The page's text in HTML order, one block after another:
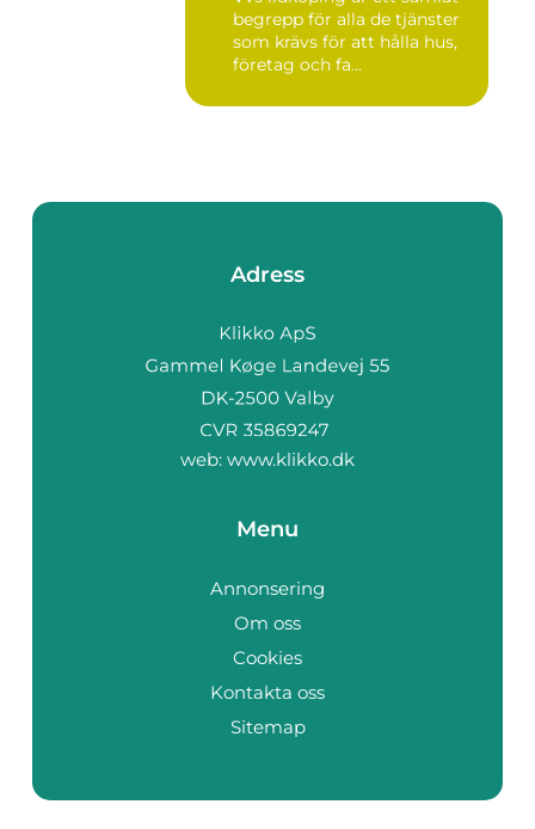
begrepp för alla de tjänster
som krävs för att hålla hus,
företag och fa...
Adress
web: www.klikko.dk
Menu
Annonsering
Om oss
Cookies
Kontakta oss
Sitemap